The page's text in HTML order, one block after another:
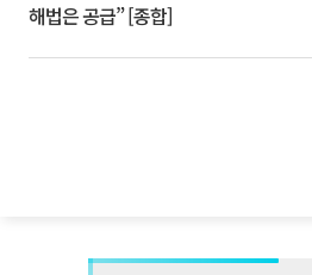
해법은 공급” [종합]